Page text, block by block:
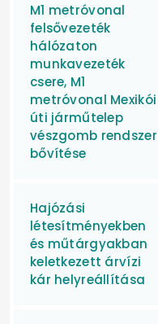
M1 metróvonal
felsővezeték
hálózaton
munkavezeték
csere, M1
metróvonal Mexikói
úti járműtelep
vészgomb rendszer
bővítése
Hajózási
létesítményekben
és műtárgyakban
keletkezett árvízi
kár helyreállítása